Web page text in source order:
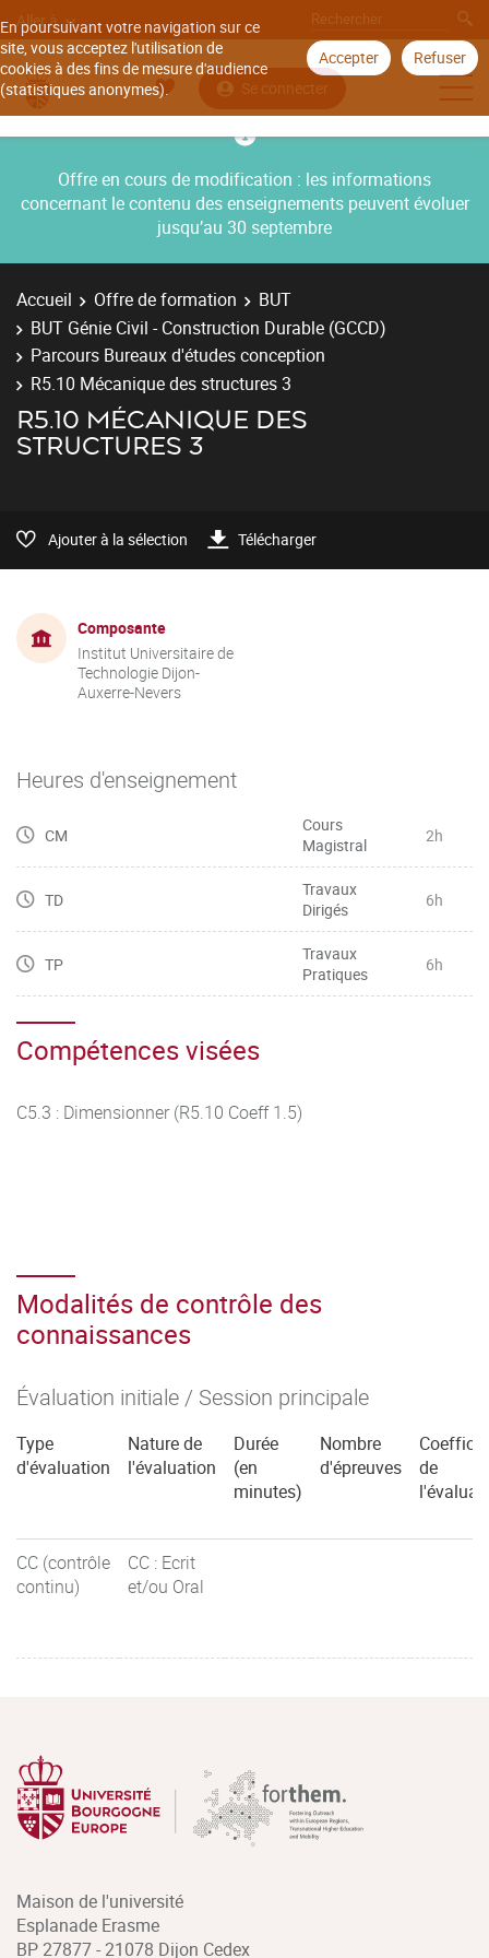
En poursuivant votre navigation sur ce
site, vous acceptez l'utilisation de
cookies à des fins de mesure d'audience
(statistiques anonymes).
Accepter Refuser
Aller à
Se connecter
Offre en cours de modification : les informations
concernant le contenu des enseignements peuvent évoluer
jusqu’au 30 septembre
Accueil Offre de formation
BUT
BUT Génie Civil - Construction Durable (GCCD)
Parcours Bureaux d'études conception
R5.10 Mécanique des structures 3
R5.10 MÉCANIQUE DES
STRUCTURES 3
Ajouter à la sélection Télécharger
Composante
Institut Universitaire de
Technologie Dijon-
Auxerre-Nevers
Heures d'enseignement
CM
Cours
Magistral
2h
TD
Travaux
Dirigés
6h
TP
Travaux
Pratiques
6h
Compétences visées
C5.3 : Dimensionner (R5.10 Coeff 1.5)
Modalités de contrôle des
connaissances
Évaluation initiale / Session principale
Type
d'évaluation
Nature de
l'évaluation
Durée
(en
minutes)
Nombre
d'épreuves
de
CC (contrôle
continu)
CC : Ecrit
et/ou Oral
Maison de l'université
Esplanade Erasme
BP 27877 - 21078 Dijon Cedex